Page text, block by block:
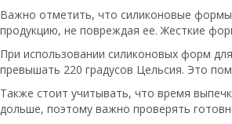
Важно отметить, что силиконовые формы
продукцию, не повреждая ее. Жесткие
При использовании силиконовых форм
превышать 220 градусов Цельсия. Это
Также стоит учитывать, что время
дольше, поэтому важно проверять